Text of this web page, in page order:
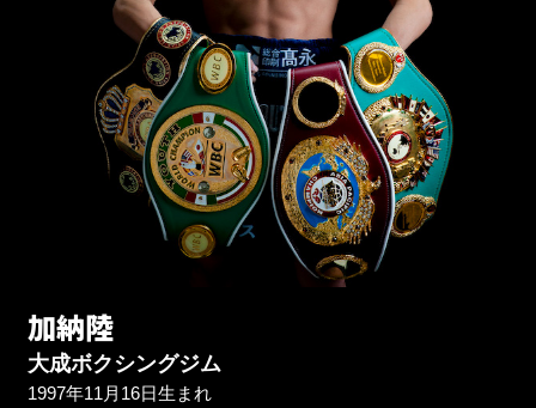
加納陸
大成ボクシングジム
1997年11月16日生まれ